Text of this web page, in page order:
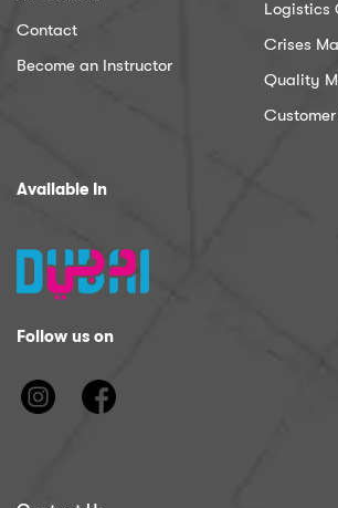
Contact
Become an Instructor
Logistics
Crises
Quality
Available In
Follow us on